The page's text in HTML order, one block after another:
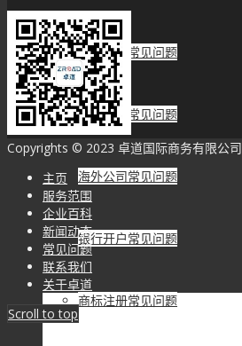
香港公司常见问题
香港税务常见问题
海外公司常见问题
银行开户常见问题
商标注册常见问题
Copyrights © 2023 卓道国际商务有限公司
主页
服务范围
企业百科
新闻动态
常见问题
联系我们
关于卓道
Scroll to top